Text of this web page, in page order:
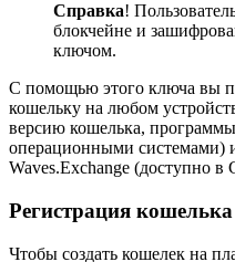
Справка!
блокчейне и
ключом.
С помощью этого ключа вы
кошельку на любом
версию кошелька,
операционными системами)
Waves.Exchange (доступно в
Регистрация кошелька
Чтобы создать кошелек на